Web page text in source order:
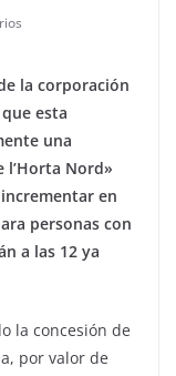
la corporación
esta
una
l’Horta Nord»
en
personas con
a las 12 ya
la concesión de
por valor de